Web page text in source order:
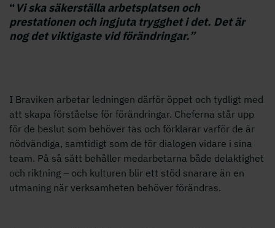
“Vi ska säkerställa arbetsplatsen och
prestationen och ingjuta trygghet i det. Det är
nog det viktigaste vid förändringar.”
I Braviken arbetar ledningen därför öppet och tydligt med
att skapa förståelse för förändringar. Cheferna står upp
för de beslut som behöver tas och förklarar varför de är
nödvändiga, samtidigt som de för dialogen vidare i sina
team. På så sätt behåller medarbetarna både delaktighet
och riktning – och kulturen blir ett stöd snarare än en
utmaning när verksamheten behöver förändras.